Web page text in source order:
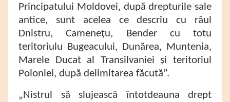
Principatului Moldovei, după drepturile sale
antice, sunt acelea ce descriu cu râul
Dnistru, Camenețu, Bender cu totu
teritoriulu Bugeacului, Dunărea, Muntenia,
Marele Ducat al Transilvaniei și teritoriul
Poloniei, după delimitarea făcută”.
„Nistrul să slujească întotdeauna drept